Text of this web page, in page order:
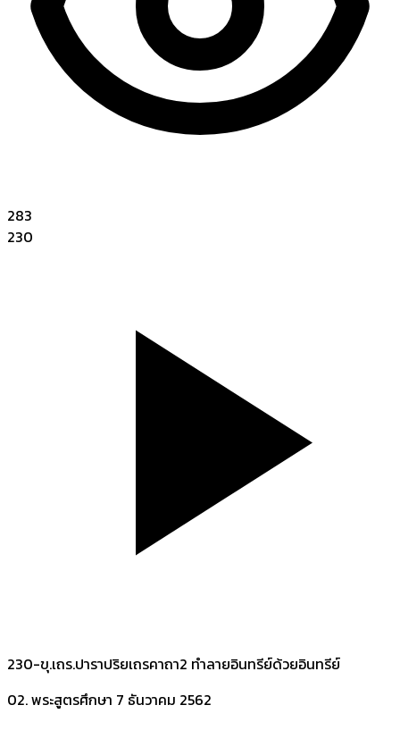
283
230
230-ขุ.เถร.ปาราปริยเถรคาถา2 ทำลายอินทรีย์ด้วยอินทรีย์
02. พระสูตรศึกษา 7 ธันวาคม 2562